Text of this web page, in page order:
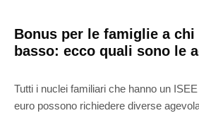
Bonus per le famiglie a chi
basso: ecco quali sono le
Tutti i nuclei familiari che hanno un
euro possono richiedere diverse